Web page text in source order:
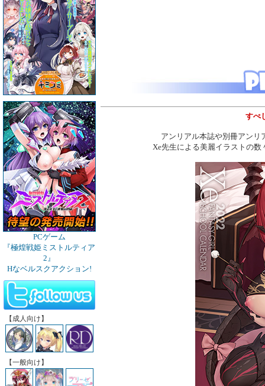
PCゲーム
『極煌戦姫ミストルティア
2』
Hなベルスクアクション!
【成人向け】
【一般向け】
すぺ
アンリアル本誌や別冊アンリ
Xe先生による美麗イラストの